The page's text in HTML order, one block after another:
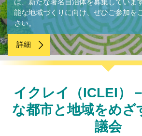
East Asia Secretariat
Korea Office
Kaohsiung Capacity Center
Mexico, Central America and
Secretariat
は、新たな署名自治体を募集していま
能な地域づくりに向け、ぜひご参加を
さい。
詳細
イクレイ（ICLEI）
な都市と地域をめざ
議会